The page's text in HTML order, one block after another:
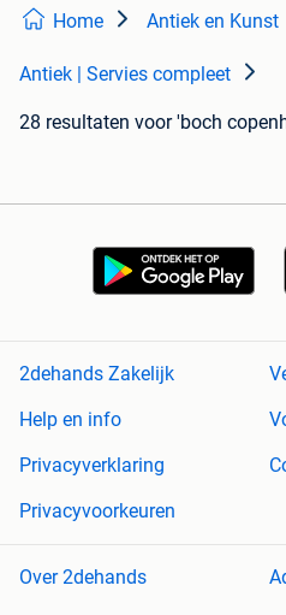
Home Antiek en Kunst
Antiek | Servies compleet
28 resultaten voor 'boch
2dehands Zakelijk
Help en info
Privacyverklaring
Privacyvoorkeuren
Over 2dehands